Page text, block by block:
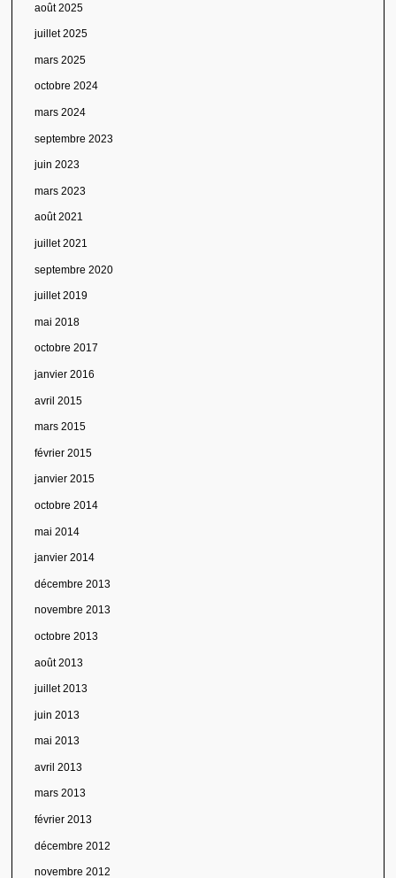
août 2025
juillet 2025
mars 2025
octobre 2024
mars 2024
septembre 2023
juin 2023
mars 2023
août 2021
juillet 2021
septembre 2020
juillet 2019
mai 2018
octobre 2017
janvier 2016
avril 2015
mars 2015
février 2015
janvier 2015
octobre 2014
mai 2014
janvier 2014
décembre 2013
novembre 2013
octobre 2013
août 2013
juillet 2013
juin 2013
mai 2013
avril 2013
mars 2013
février 2013
décembre 2012
novembre 2012